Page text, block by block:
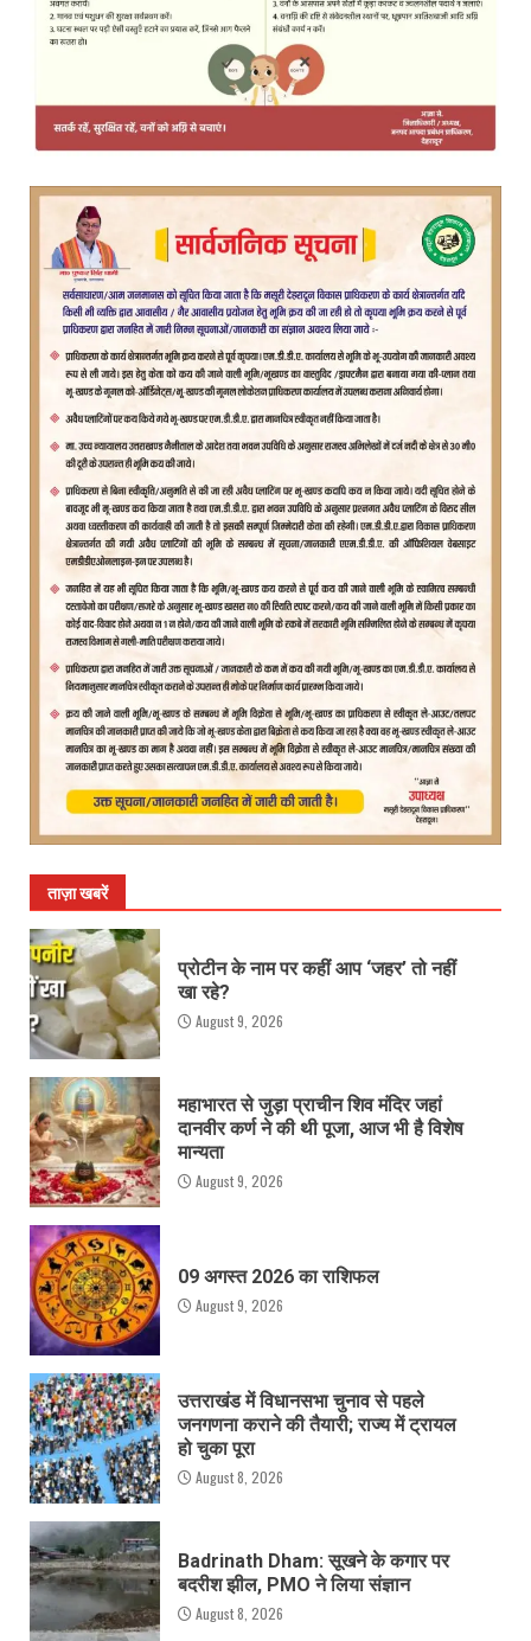
ताज़ा खबरें
प्रोटीन के नाम पर कहीं आप ‘जहर’ तो नहीं
खा रहे?
August 9, 2026
महाभारत से जुड़ा प्राचीन शिव मंदिर जहां
दानवीर कर्ण ने की थी पूजा, आज भी है विशेष
मान्यता
August 9, 2026
09 अगस्त 2026 का राशिफल
August 9, 2026
उत्तराखंड में विधानसभा चुनाव से पहले
जनगणना कराने की तैयारी; राज्य में ट्रायल
हो चुका पूरा
August 8, 2026
Badrinath Dham: सूखने के कगार पर
बदरीश झील, PMO ने लिया संज्ञान
August 8, 2026